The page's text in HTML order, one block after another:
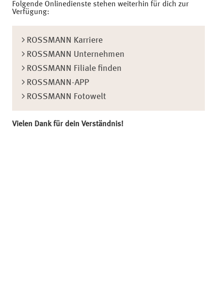
Folgende Onlinedienste stehen weiterhin für dich zur
Verfügung:
ROSSMANN Karriere
ROSSMANN Unternehmen
ROSSMANN Filiale finden
ROSSMANN-APP
ROSSMANN Fotowelt
Vielen Dank für dein Verständnis!